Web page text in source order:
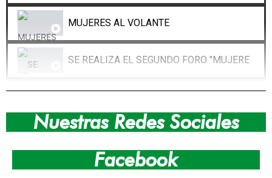
MUJERES AL VOLANTE
SE REALIZA EL SEGUNDO FORO "MUJERES
PICO Y PLACA PARA CARROS
NUEVO CENTRO ADMINISTRATIVO DE CHÍA
Nuestras Redes Sociales
Facebook